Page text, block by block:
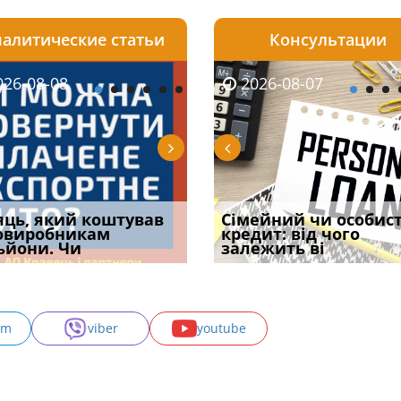
06
встановив для
шкоди
2026-08-06
Документи, на яких не
проставляється
апостиль: пер
статьи
08-08
який коштував
Чи
2026-08-07
Огляд практики ВС від
Ростислава Кравця, що
опублі
Консультации
2026-08-05
потрібна ФОП
у 2026 році:
засто
2026-08-07
Сімейний чи
кредит: від чого
залежить ві
2026-07-30
Восьмий ААС
підтвердив, що
може скас
viber youtube